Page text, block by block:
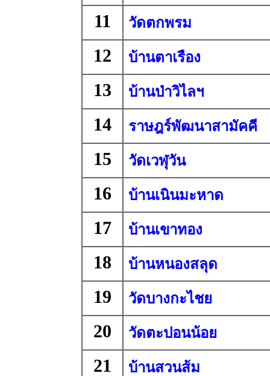
11 วัดตกพรม
12 บ้านตาเรือง
13 บ้านป่าวิไลฯ
14 ราษฎร์พัฒนาสามัคคี
15 วัดเวฬุวัน
16 บ้านเนินมะหาด
17 บ้านเขาทอง
18 บ้านหนองสลุด
19 วัดบางกะไชย
20 วัดตะปอนน้อย
21 บ้านสวนส้ม